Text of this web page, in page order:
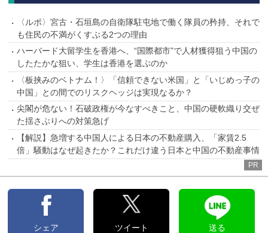
〈ルポ〉宮古・石垣島の自衛隊駐屯地で働く隊員の矜持、それで
も住民の不満がくすぶる2つの理由
ハーバード大留学生を香港へ、“国際都市”で人材獲得狙う中国の
したたかな狙い、学生は香港を選ぶのか
〈板挟みのベトナム！〉「信頼できない米国」と「いじめっ子の
中国」との間でのリスクヘッジは実現なるか？
尖閣が危ない！石破政権が今なすべきこと、中国の硬軟織り交ぜ
た揺さぶりへの対策急げ
【解説】急増する中国人による日本の不動産購入、「家賃2.5
倍」騒動はなぜ起きたか？これだけ違う日本と中国の不動産事情
PR
シェア ツイート 送る